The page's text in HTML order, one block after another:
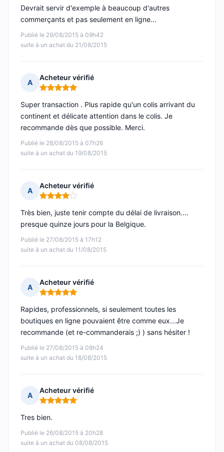
Publié le 29/08/2015 à 09h42
suite à un achat du 21/08/2015
Devrait servir d'exemple à beaucoup d'autres
commerçants et pas seulement en ligne...
A
Acheteur vérifié
Note : 5 sur 5
Publié le 28/08/2015 à 07h26
suite à un achat du 19/08/2015
Super transaction . Plus rapide qu'un colis arrivant du
continent et délicate attention dans le colis. Je
recommande dès que possible. Merci.
A
Acheteur vérifié
Note : 4 sur 5
Publié le 27/08/2015 à 17h12
suite à un achat du 11/08/2015
Très bien, juste tenir compte du délai de livraison....
presque quinze jours pour la Belgique.
A
Acheteur vérifié
Note : 5 sur 5
Publié le 27/08/2015 à 08h24
suite à un achat du 18/08/2015
Rapides, professionnels, si seulement toutes les
boutiques en ligne pouvaient être comme eux...Je
recommande (et re-commanderais ;) ) sans hésiter !
A
Acheteur vérifié
Note : 5 sur 5
Publié le 26/08/2015 à 20h28
suite à un achat du 08/08/2015
Tres bien.